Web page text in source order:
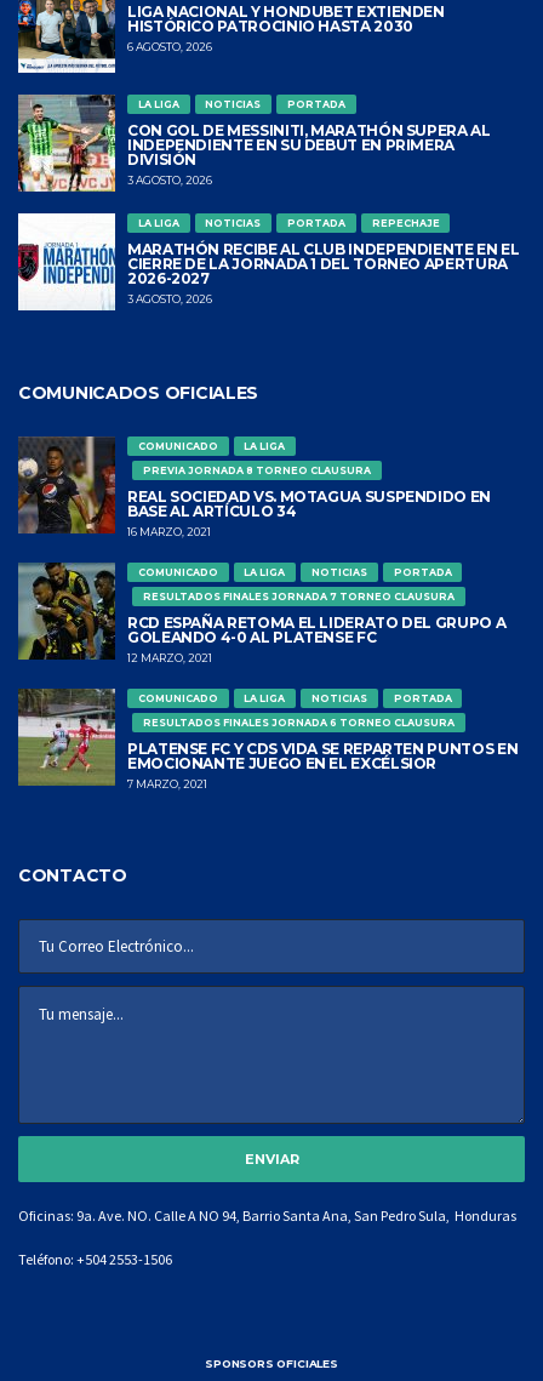
LIGA NACIONAL Y HONDUBET EXTIENDEN
HISTÓRICO PATROCINIO HASTA 2030
6 AGOSTO, 2026
LA LIGA NOTICIAS PORTADA
CON GOL DE MESSINITI, MARATHÓN SUPERA AL
INDEPENDIENTE EN SU DEBUT EN PRIMERA
DIVISIÓN
3 AGOSTO, 2026
LA LIGA NOTICIAS PORTADA REPECHAJE
MARATHÓN RECIBE AL CLUB INDEPENDIENTE EN EL
CIERRE DE LA JORNADA 1 DEL TORNEO APERTURA
2026-2027
3 AGOSTO, 2026
COMUNICADOS OFICIALES
COMUNICADO
LA LIGA
PREVIA JORNADA 8 TORNEO CLAUSURA
REAL SOCIEDAD VS. MOTAGUA SUSPENDIDO EN
BASE AL ARTÍCULO 34
16 MARZO, 2021
COMUNICADO LA LIGA NOTICIAS
PORTADA
RESULTADOS FINALES JORNADA 7 TORNEO CLAUSURA
RCD ESPAÑA RETOMA EL LIDERATO DEL GRUPO A
GOLEANDO 4-0 AL PLATENSE FC
12 MARZO, 2021
COMUNICADO LA LIGA NOTICIAS
PORTADA
RESULTADOS FINALES JORNADA 6 TORNEO CLAUSURA
PLATENSE FC Y CDS VIDA SE REPARTEN PUNTOS EN
EMOCIONANTE JUEGO EN EL EXCÉLSIOR
7 MARZO, 2021
CONTACTO
Oficinas: 9a. Ave. NO. Calle A NO 94, Barrio Santa Ana, San Pedro Sula, Honduras
Teléfono: +504 2553-1506
SPONSORS OFICIALES